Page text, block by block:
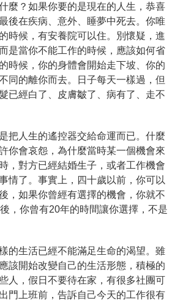
麼？如果你要的是現在的人生，恭喜
後在疾病、意外、睡夢中死去。你唯
時候，有安養院可以住。別懷疑，進
是當你不能工作的時候，應該如何省
時候，你的身體會開始走下坡、你的
同的離你而去。日子每天一樣過，但
已經白了、皮膚皺了、病有了、走不
把人生的遙控器交給命運而已。什麼
你會哀怨，為什麼當時某一個機會來
，對方已經結婚生子，或者工作機會
情了。事實上，四十歲以前，你可以
，如果你曾經有選擇的機會，你就不
，你曾有20年的時間讓你選擇，不是
的生活已經不能滿足生命的渴望。雖
該開始改變自己的生活形態，積極的
人，假日不要待在家，有很多社團可
門上班前，告訴自己今天的工作很有